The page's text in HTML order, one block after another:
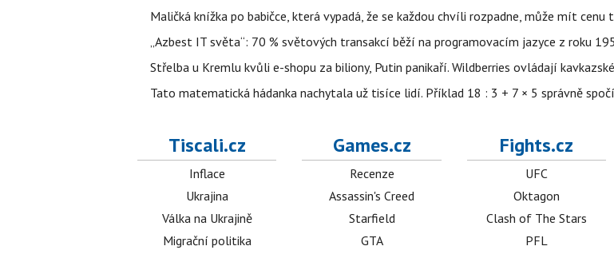
Maličká knížka po babičce, která vypadá, že se každou chvíli rozpadne, může mít cenu
„Azbest IT světa“: 70 % světových transakcí běží na programovacím jazyce z roku
Střelba u Kremlu kvůli e-shopu za biliony, Putin panikaří. Wildberries ovládají
Tato matematická hádanka nachytala už tisíce lidí. Příklad 18 : 3 + 7 × 5 správně
Tiscali.cz
Inflace
Ukrajina
Válka na Ukrajině
Migrační politika
Games.cz
Recenze
Assassin's Creed
Starfield
GTA
Fights.cz
UFC
Oktagon
Clash of The Stars
PFL